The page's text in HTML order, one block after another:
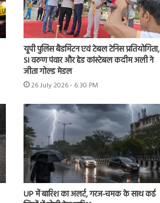
यूपी पुलिस बैडमिंटन एवं टेबल टेनिस प्रतियोगिता,
SI वरुण पंवार और हेड कांस्टेबल कदीम अली ने
जीता गोल्ड मेडल
26 July 2026 - 6:30 PM
UP में बारिश का अलर्ट, गरज-चमक के साथ कई